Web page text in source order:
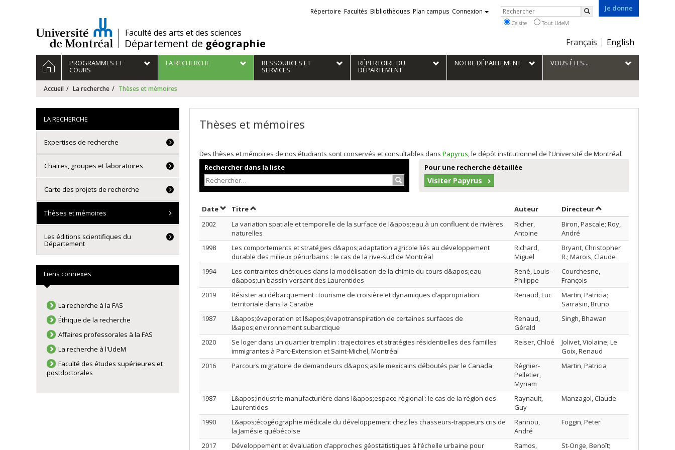
/Faculté des arts et des sciences
Département de géographie
Je donne
Choix
la
langue
Français English
Liens
externes
Répertoire Facultés Bibliothèques Plan campus Connexion Rechercher
Rechercher
Ce site Tout UdeM
Navigation
principale
ACCUEILPROGRAMMES ET
COURS
LA RECHERCHE RESSOURCES ET
SERVICES
RÉPERTOIRE DU
DÉPARTEMENT
NOTRE DÉPARTEMENT VOUS ÊTES...
Accueil La recherche Thèses et mémoires
Thèses et mémoires
Des thèses et mémoires de nos étudiants sont conservés et consultables dans Papyrus, le dépôt institutionnel de l'Université de Montréal.
Rechercher dans la liste
Rechercher…
Pour une recherche détaillée
Visiter Papyrus
DateTrier par date en ordre décroissant
TitreTrier par titre en ordre décroissant Auteur Trier par auteur en ordre décroissant
Directeurpar contributeur en
2002
La variation spatiale et temporelle de la surface de l&apos;eau à un confluent de rivières
naturelles
Richer,
Antoine
Biron, Pascale; Roy,
André
1998
Les comportements et stratégies d&apos;adaptation agricole liés au développement
durable des milieux périurbains : le cas de la rive-sud de Montréal
Richard,
Miguel
Bryant, Christopher
R.; Marois, Claude
1994
Les contraintes cinétiques dans la modélisation de la chimie du cours d&apos;eau
d&apos;un bassin-versant des Laurentides
René, Louis-
Philippe
Courchesne,
François
2019
Résister au débarquement : tourisme de croisière et dynamiques d’appropriation
territoriale dans la Caraïbe
Renaud, Luc
Martin, Patricia;
Sarrasin, Bruno
1987
L&apos;évaporation et l&apos;évapotranspiration de certaines surfaces de
l&apos;environnement subarctique
Renaud,
Gérald
Singh, Bhawan
2020
Se loger dans un quartier tremplin : trajectoires et stratégies résidentielles des familles
immigrantes à Parc-Extension et Saint-Michel, Montréal
Reiser, Chloé
Jolivet, Violaine; Le
Goix, Renaud
2016
Parcours migratoire de demandeurs d&apos;asile mexicains déboutés par le Canada
Régnier-
Pelletier,
Myriam
Martin, Patricia
1987
L&apos;industrie manufacturière dans l&apos;espace régional : le cas de la région des
Laurentides
Raynault,
Guy
Manzagol, Claude
1990
L&apos;écogéographie médicale du développement chez les chasseurs-trappeurs cris de
la Jamésie québécoise
Rannou,
André
Foggin, Peter
2017
Développement et évaluation d’approches géostatistiques à l’échelle urbaine pour
Ramos,
St-Onge, Benoît;
LA RECHERCHE
Expertises de recherche
Chaires, groupes et laboratoires
Carte des projets de recherche
Thèses et mémoires
Les éditions scientifiques du
Département
Liens connexes
La recherche à la FAS
Éthique de la recherche
Affaires professorales à la FAS
La recherche à l'UdeM
Faculté des études supérieures et
postdoctorales